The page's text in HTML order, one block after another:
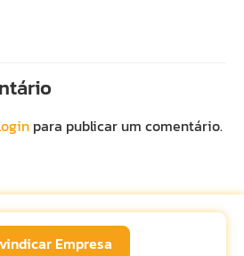
para publicar um comentário.
Empresa